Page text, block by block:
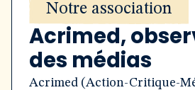
Notre association
Acrimed,
des médias
Acrimed (Action-Critique-